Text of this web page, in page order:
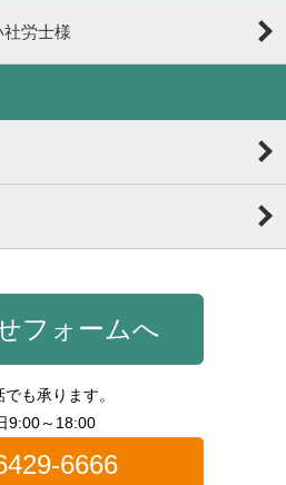
労士様
フォームへ
でも承ります。
9:00～18:00
6666